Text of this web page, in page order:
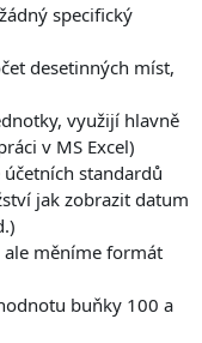
specifický
desetinných míst,
využijí hlavně
v MS Excel)
standardů
jak zobrazit datum
měníme formát
buňky 100 a